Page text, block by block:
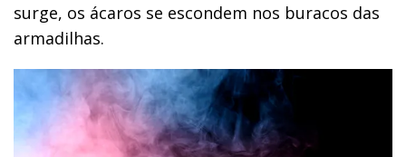
surge, os ácaros se escondem nos buracos das
armadilhas.